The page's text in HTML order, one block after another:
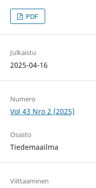
PDF
Julkaistu
2025-04-16
Numero
Vol 43 Nro 2 (2025)
Osasto
Tiedemaailma
Viittaaminen